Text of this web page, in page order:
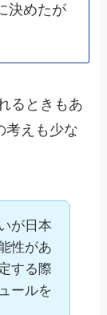
決めたが
るときもあ
考えも少な
が日本
性があ
する際
ールを